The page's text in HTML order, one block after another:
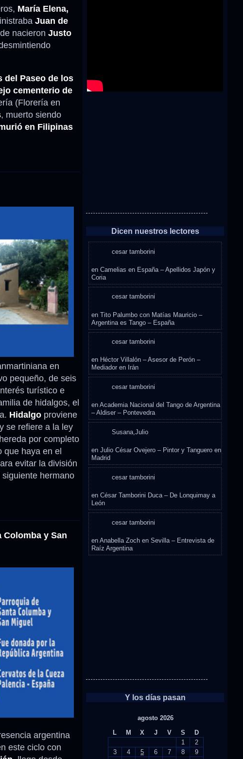
María Elena,
Juan de
nacieron Justo
del Paseo de los
cementerio de
(Florería en
, muerto siendo
en Filipinas
en
pequeño, de seis
turístico e
de hidalgos, el
Hidalgoproviene
se refiere a la ley
por completo
que haya en el
evitar la división
hermano
Colomba y San
argentina
este ciclo con
Dicen nuestros lectores
cesar tamborini
enCamelias en España – Apellidos Japón y
Coria
cesar tamborini
enTito Palumbo con Matías Mauricio –
Argentina es Tango – España
cesar tamborini
en Héctor Villalón – Asesor de Perón –
Mediador en Irán
cesar tamborini
enAcademia Nacional del Tango de Argentina
– Aldiser – Pontevedra
Susana,Julio
enJulio César Ovejero – Pintor y Tanguero en
Madrid
cesar tamborini
enCésar Tamborini Duca – De Lonquimay a
León
cesar tamborini
enAnabella Zoch en Sevilla – Entrevista de
Raíz Argentina
Y los días pasan
agosto 2026
L
M X J V S
D
1
2
3
4 5 6 7 8
9